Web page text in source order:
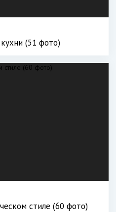
(51 фото)
стиле (60 фото)